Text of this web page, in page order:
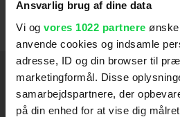
Ansvarlig brug af dine data
Vi og vores 1022 partnere
anvende cookies og indsamle
adresse, ID og din browser til
marketingformål. Disse
samarbejdspartnere, der
på din enhed for at vise dig
Foto: Jens Junkcer-Jensen,
Instruktion
Rose 2022